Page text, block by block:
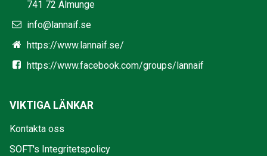
741 72 Almunge
info@lannaif.se
https://www.lannaif.se/
https://www.facebook.com/groups/lannaif
VIKTIGA LÄNKAR
Kontakta oss
SOFT's Integritetspolicy